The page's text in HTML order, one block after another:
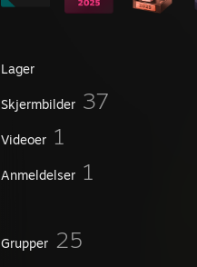
Lager
Skjermbilder 37
Videoer 1
Anmeldelser 1
Grupper 25